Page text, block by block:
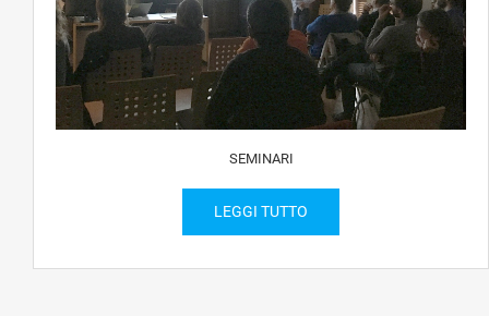
SEMINARI
LEGGI TUTTO